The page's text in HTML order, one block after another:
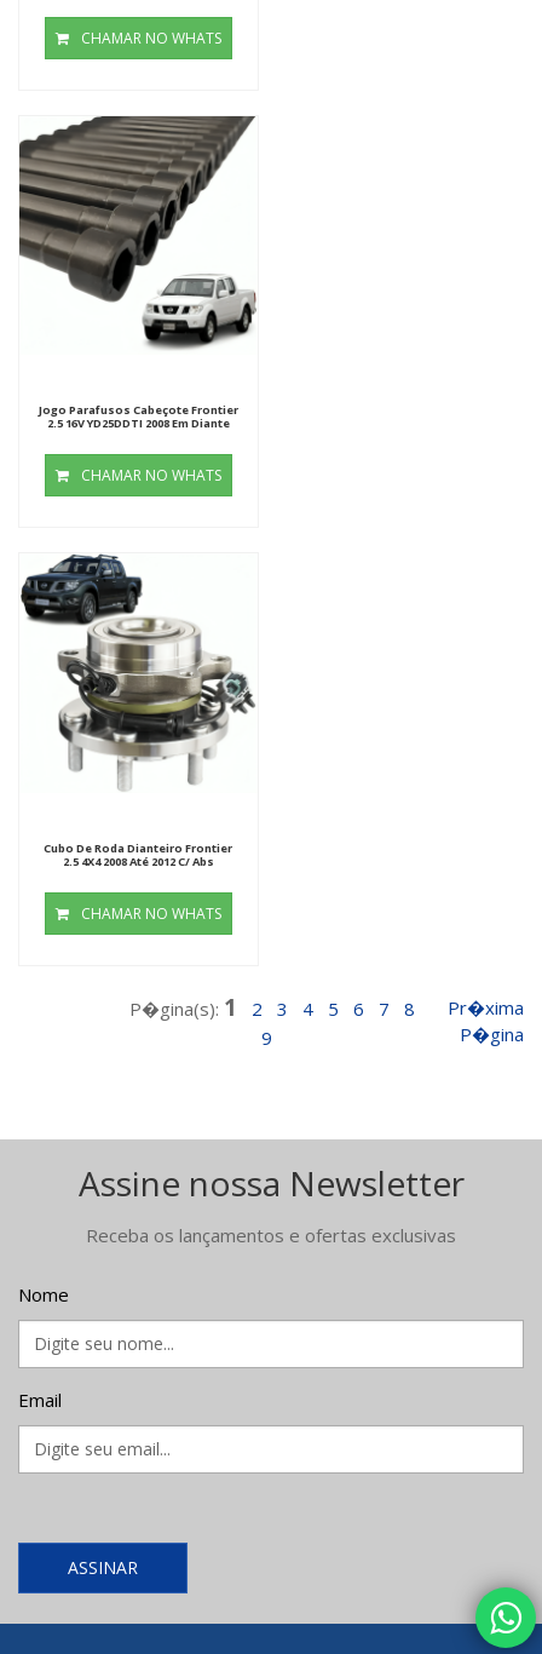
CHAMAR NO WHATS
Jogo Parafusos Cabeçote Frontier
2.5 16V YD25DDTI 2008 Em Diante
CHAMAR NO WHATS
Cubo De Roda Dianteiro Frontier
2.5 4X4 2008 Até 2012 C/ Abs
CHAMAR NO WHATS
P�gina(s): 1 2 3 4 5 6 7
8
9
Pr�xima
P�gina
Assine nossa Newsletter
Receba os lançamentos e ofertas exclusivas
Nome
Email